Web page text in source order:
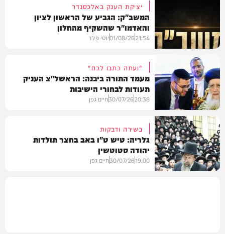
המשב"ק
יציקת הענק באלכסנדר
המשב"ק: הגביע של הראשון לציון
והאדמו"ר שהשקיף מהחלון
21:54
01/08/26יוסי פלד
גלריות
"ועתה כתבו לכם"
מעמד התורה ביבנה: הראשל"צ העניק
תעודות לבחורי הישיבות
20:38
30/07/26חיים גפן
בשירה ודבקות
גלריה: טיש ט"ו באב בחצר תולדות
יהודה סטוטשין
19:00
30/07/26חיים גפן